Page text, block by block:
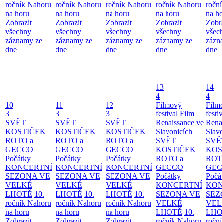
ročník Nahoru
na horu
Zobrazit
všechny
záznamy ze
dne
ročník Nahoru
na horu
Zobrazit
všechny
záznamy ze
dne
ročník Nahoru
na horu
Zobrazit
všechny
záznamy ze
dne
ročník Nahoru
na horu
Zobrazit
všechny
záznamy ze
dne
na
dne
10
3
SVĚT
KOSTIČEK
ROTO a
GECCO
Počátky
KONCERTNÍ
SEZONA VE
VELKÉ
LHOTĚ 10.
ročník Nahoru
na horu
11
3
SVĚT
KOSTIČEK
ROTO a
GECCO
Počátky
KONCERTNÍ
SEZONA VE
VELKÉ
LHOTĚ 10.
ročník Nahoru
na horu
12
3
SVĚT
KOSTIČEK
ROTO a
GECCO
Počátky
KONCERTNÍ
SEZONA VE
VELKÉ
LHOTĚ 10.
ročník Nahoru
na horu
13
4
Filmový
festival Film
Renaissance ve
Slavonicích
SVĚT
KOSTIČEK
ROTO a
GECCO
Počátky
KONCERTNÍ
SEZONA VE
VELKÉ
LHOTĚ 10.
14
4